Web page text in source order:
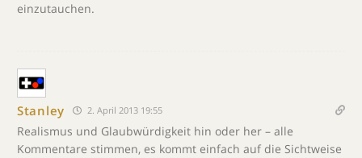
einzutauchen.
Stanley 2. April 2013 19:55
Realismus und Glaubwürdigkeit hin oder her – alle
Kommentare stimmen, es kommt einfach auf die Sichtweise